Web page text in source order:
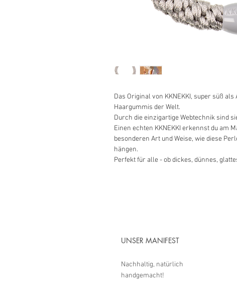
Das Original von KKNEKKI, super süß
Haargummis der Welt.
Durch die einzigartige Webtechnik sind
Einen echten KKNEKKI erkennst du am
besonderen Art und Weise, wie diese
hängen.
Perfekt für alle - ob dickes, dünnes,
UNSER MANIFEST
Nachhaltig, natürlich
handgemacht!